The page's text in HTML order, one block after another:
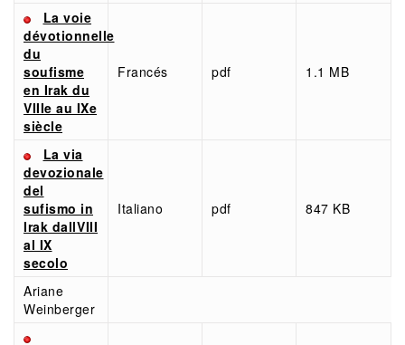
La voie
dévotionnelle
du
soufisme
en Irak du
VIIIe au IXe
siècle
Francés pdf 1.1 MB
La via
devozionale
del
sufismo in
Irak dallVIII
al IX
secolo
Italiano pdf 847 KB
Ariane
Weinberger